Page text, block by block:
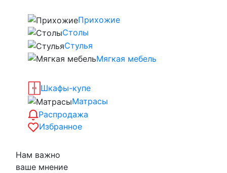
Прихожие
Столы
Стулья
Мягкая мебель
Шкафы-купе
Матрасы
Распродажа
Избранное
Нам важно
ваше мнение